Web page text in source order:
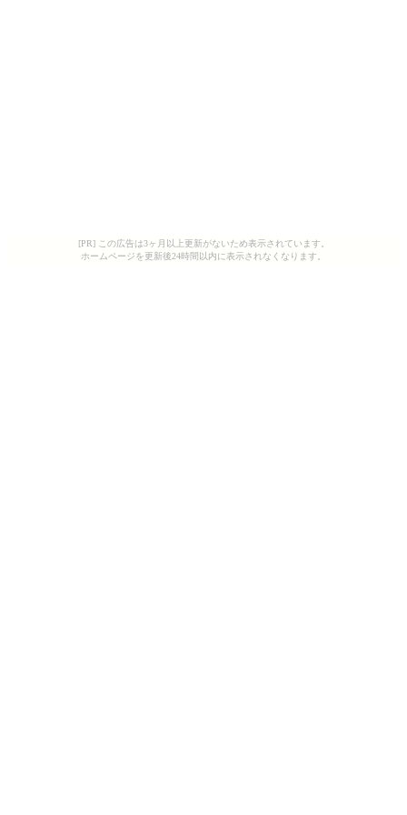
[PR] この広告は3ヶ月以上更新がないため表示されています。
ホームページを更新後24時間以内に表示されなくなります。